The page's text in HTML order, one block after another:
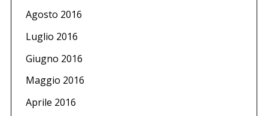
Agosto 2016
Luglio 2016
Giugno 2016
Maggio 2016
Aprile 2016